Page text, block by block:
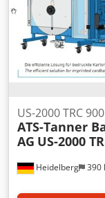
Heidelberg 390
US-2000 TRC
ATS-Tanner
AG US-2000